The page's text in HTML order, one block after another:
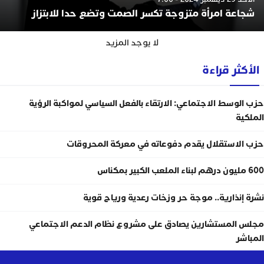
شجاعة امرأة متزوجة تكسر الصمت وتضع حدا للابتزاز
لا يوجد المزيد
الأكثر قراءة
حزب الوسط الاجتماعي: الارتقاء بالفعل السياسي لمواكبة الرؤية
الملكية
حزب الاستقلال يقدم دفوعاته في معركة المحروقات
600 مليون درهم لبناء الملعب الكبير بمكناس
نشرة إنذارية.. موجة حر وزخات رعدية ورياح قوية
مجلس المستشارين يصادق على مشروع نظام الدعم الاجتماعي
المباشر